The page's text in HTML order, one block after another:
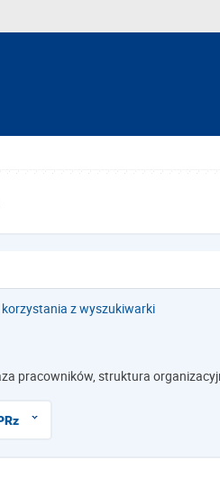
z wyszukiwarki
pracowników, struktura